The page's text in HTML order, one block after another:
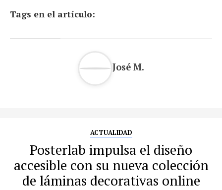
Tags en el artículo:
José M.
ACTUALIDAD
Posterlab impulsa el diseño
accesible con su nueva colección
de láminas decorativas online